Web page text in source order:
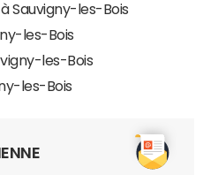
Sauvigny-les-Bois
les-Bois
les-Bois
les-Bois